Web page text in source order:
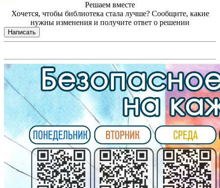
Решаем вместе
Хочется, чтобы библиотека стала лучше? Сообщите, какие
нужны изменения и получите ответ о решении
Написать